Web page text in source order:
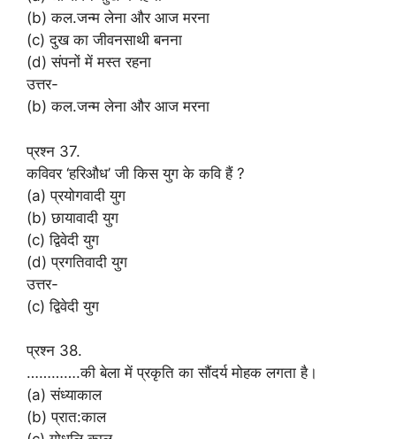
(b) कल.जन्म लेना और आज मरना
(c) दुख का जीवनसाथी बनना
(d) संपनों में मस्त रहना
उत्तर-
(b) कल.जन्म लेना और आज मरना
प्रश्न 37.
कविवर ‘हरिऔध’ जी किस युग के कवि हैं ?
(a) प्रयोगवादी युग
(b) छायावादी युग
(c) द्विवेदी युग
(d) प्रगतिवादी युग
उत्तर-
(c) द्विवेदी युग
प्रश्न 38.
………….की बेला में प्रकृति का सौंदर्य मोहक लगता है।
(a) संध्याकाल
(b) प्रात:काल